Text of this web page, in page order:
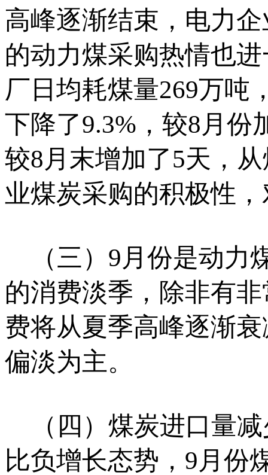
高峰逐渐结束，电力
的动力煤采购热情也
厂日均耗煤量269万吨
下降了9.3%，较8月份
较8月末增加了5天，
业煤炭采购的积极性
（三）9月份是动力
的消费淡季，除非有
费将从夏季高峰逐渐
偏淡为主。
（四）煤炭进口量减
比负增长态势，9月份